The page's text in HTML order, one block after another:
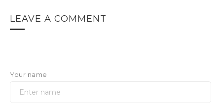
LEAVE A COMMENT
Your name